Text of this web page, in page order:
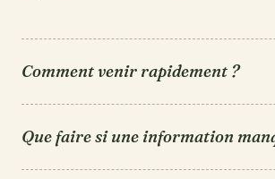
Comment venir rapidement ?
Que faire si une information